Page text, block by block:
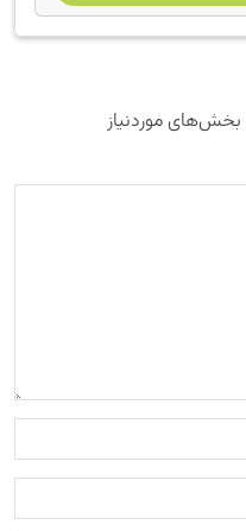
بخش‌های موردنیاز